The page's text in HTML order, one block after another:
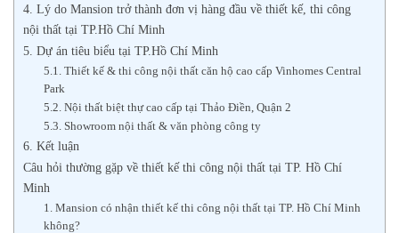
4. Lý do Mansion trở thành đơn vị hàng đầu về thiết kế, thi công
nội thất tại TP.Hồ Chí Minh
5. Dự án tiêu biểu tại TP.Hồ Chí Minh
5.1. Thiết kế & thi công nội thất căn hộ cao cấp Vinhomes Central
Park
5.2. Nội thất biệt thự cao cấp tại Thảo Điền, Quận 2
5.3. Showroom nội thất & văn phòng công ty
6. Kết luận
Câu hỏi thường gặp về thiết kế thi công nội thất tại TP. Hồ Chí
Minh
1. Mansion có nhận thiết kế thi công nội thất tại TP. Hồ Chí Minh
không?